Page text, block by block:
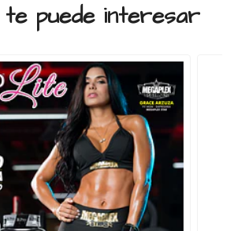
te puede interesar